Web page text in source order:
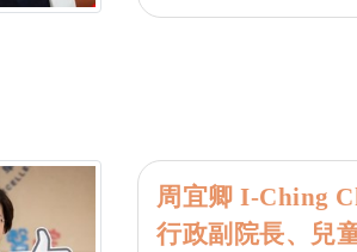
周宜卿 I-Ching
行政副院長、兒